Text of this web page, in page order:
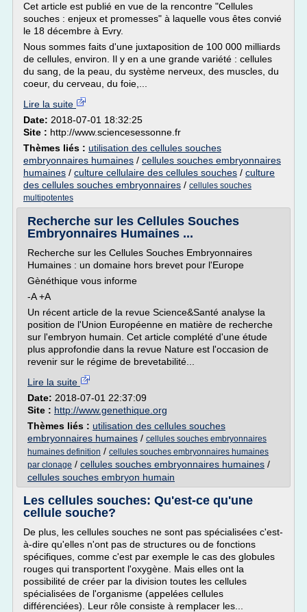
Cet article est publié en vue de la rencontre "Cellules
souches : enjeux et promesses" à laquelle vous êtes convié
le 18 décembre à Evry.
Nous sommes faits d'une juxtaposition de 100 000 milliards
de cellules, environ. Il y en a une grande variété : cellules
du sang, de la peau, du système nerveux, des muscles, du
coeur, du cerveau, du foie,...
Lire la suite
Date: 2018-07-01 18:32:25
Site : http://www.sciencesessonne.fr
Thèmes liés : utilisation des cellules souches
embryonnaires humaines / cellules souches embryonnaires
humaines / culture cellulaire des cellules souches / culture
des cellules souches embryonnaires / cellules souches
multipotentes
Recherche sur les Cellules Souches
Embryonnaires Humaines ...
Recherche sur les Cellules Souches Embryonnaires
Humaines : un domaine hors brevet pour l'Europe
Gènéthique vous informe
-A +A
Un récent article de la revue Science&Santé analyse la
position de l'Union Européenne en matière de recherche
sur l'embryon humain. Cet article complété d'une étude
plus approfondie dans la revue Nature est l'occasion de
revenir sur le régime de brevetabilité...
Lire la suite
Date: 2018-07-01 22:37:09
Site : http://www.genethique.org
Thèmes liés : utilisation des cellules souches
embryonnaires humaines / cellules souches embryonnaires
humaines definition / cellules souches embryonnaires humaines
par clonage / cellules souches embryonnaires humaines /
cellules souches embryon humain
Les cellules souches: Qu'est-ce qu'une
cellule souche?
De plus, les cellules souches ne sont pas spécialisées c'est-
à-dire qu'elles n'ont pas de structures ou de fonctions
spécifiques, comme c'est par exemple le cas des globules
rouges qui transportent l'oxygène. Mais elles ont la
possibilité de créer par la division toutes les cellules
spécialisées de l'organisme (appelées cellules
différenciées). Leur rôle consiste à remplacer les...